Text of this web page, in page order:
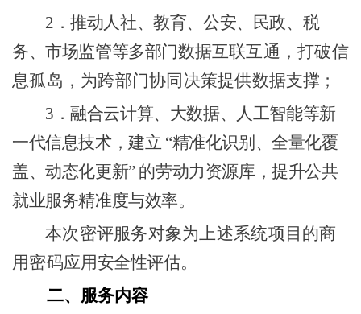
2．推动人社、教育、公安、民政、税
务、市场监管等多部门数据互联互通，打破信
息孤岛，为跨部门协同决策提供数据支撑；
3．融合云计算、大数据、人工智能等新
一代信息技术，建立 “精准化识别、全量化覆
盖、动态化更新” 的劳动力资源库，提升公共
就业服务精准度与效率。​
本次密评服务对象为上述系统项目的商
用密码应用安全性评估。
二、 服务内容